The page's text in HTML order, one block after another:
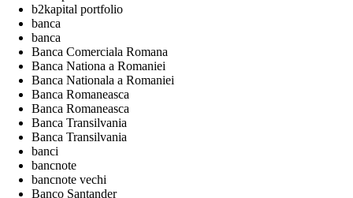
b2kapital portfolio
banca
banca
Banca Comerciala Romana
Banca Nationa a Romaniei
Banca Nationala a Romaniei
Banca Romaneasca
Banca Romaneasca
Banca Transilvania
Banca Transilvania
banci
bancnote
bancnote vechi
Banco Santander